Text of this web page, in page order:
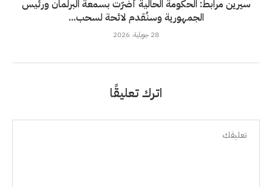
سيرين مرابط: الحكومة الحالية أضرّت بسمعة البرلمان ورئيس
الجمهورية وسنُقدم لائحة لسحب...
28 جويلية، 2026
اترك تعليقًا